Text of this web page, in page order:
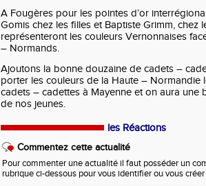
A Fougères pour les pointes d’or
Gomis chez les filles et Baptiste Grimm, chez
représenteront les couleurs Vernonnaises
– Normands.
Ajoutons la bonne douzaine de cadets –
porter les couleurs de la Haute – Normandie
cadets – cadettes à Mayenne et on aura une
de nos jeunes.
les Réactions
Commentez cette actualité
Pour commenter une actualité il faut posséder un
rubrique ci-dessous pour vous identifier ou vous